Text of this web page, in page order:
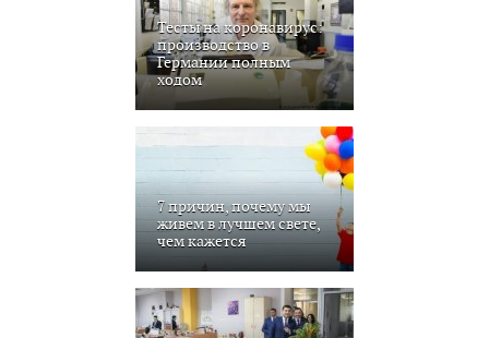
Тесты на коронавирус:
производство в
Германии полным
ходом
7 причин, почему мы
живем в лучшем свете,
чем кажется